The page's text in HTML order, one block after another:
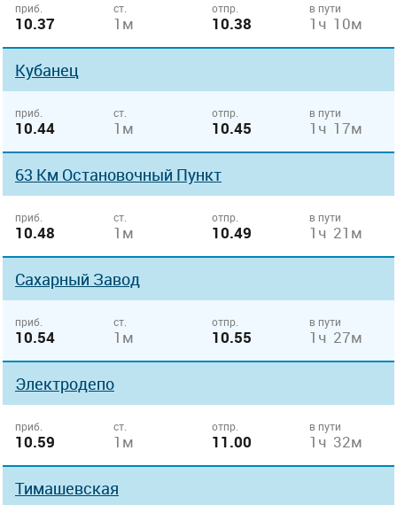
приб.
10.37
ст.
1м
отпр.
10.38
в пути
1ч 10м
Кубанец
приб.
10.44
ст.
1м
отпр.
10.45
в пути
1ч 17м
63 Км Остановочный Пункт
приб.
10.48
ст.
1м
отпр.
10.49
в пути
1ч 21м
Сахарный Завод
приб.
10.54
ст.
1м
отпр.
10.55
в пути
1ч 27м
Электродепо
приб.
10.59
ст.
1м
отпр.
11.00
в пути
1ч 32м
Тимашевская